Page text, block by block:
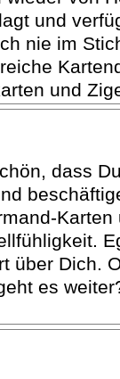
und
nie im
und
dass
über Dich.
es